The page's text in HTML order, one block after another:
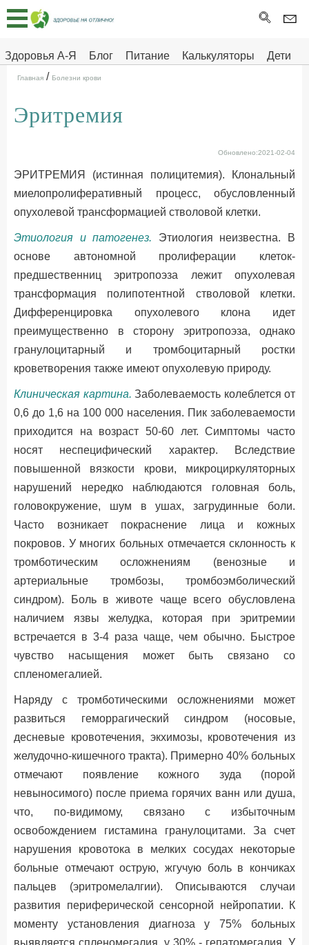
Здоровья А-Я Блог Питание Калькуляторы
Дети
Здоровье на отлично
Главная
Тесты
Про
ДЕТЯМ
Главная / Болезни крови
Эритремия
Обновлено:2021-02-04
ЭРИТРЕМИЯ (истинная полицитемия). Клональный
миелопролиферативный процесс, обусловленный
опухолевой трансформацией стволовой клетки.
Этиология и патогенез. Этиология неизвестна. В
основе автономной пролиферации клеток-
предшественниц эритропоэза лежит опухолевая
трансформация полипотентной стволовой клетки.
Дифференцировка опухолевого клона идет
преимущественно в сторону эритропоэза, однако
гранулоцитарный и тромбоцитарный ростки
кроветворения также имеют опухолевую природу.
Клиническая картина. Заболеваемость колеблется от
0,6 до 1,6 на 100 000 населения. Пик заболеваемости
приходится на возраст 50-60 лет. Симптомы часто
носят неспецифический характер. Вследствие
повышенной вязкости крови, микроциркуляторных
нарушений нередко наблюдаются головная боль,
головокружение, шум в ушах, загрудинные боли.
Часто возникает покраснение лица и кожных
покровов. У многих больных отмечается склонность к
тромботическим осложнениям (венозные и
артериальные тромбозы, тромбоэмболический
синдром). Боль в животе чаще всего обусловлена
наличием язвы желудка, которая при эритремии
встречается в 3-4 раза чаще, чем обычно. Быстрое
чувство насыщения может быть связано со
спленомегалией.
Наряду с тромботическими осложнениями может
развиться геморрагический синдром (носовые,
десневые кровотечения, экхимозы, кровотечения из
желудочно-кишечного тракта). Примерно 40% больных
отмечают появление кожного зуда (порой
невыносимого) после приема горячих ванн или душа,
что, по-видимому, связано с избыточным
освобождением гистамина гранулоцитами. За счет
нарушения кровотока в мелких сосудах некоторые
больные отмечают острую, жгучую боль в кончиках
пальцев (эритромелалгии). Описываются случаи
развития периферической сенсорной нейропатии. К
моменту установления диагноза у 75% больных
выявляется спленомегалия, у 30% - гепатомегалия. У